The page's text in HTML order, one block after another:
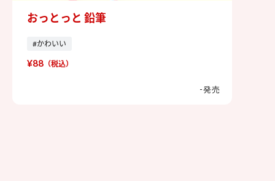
おっとっと 鉛筆
おっとっと 鉛筆
#かわいい
¥88 （税込）
-発売